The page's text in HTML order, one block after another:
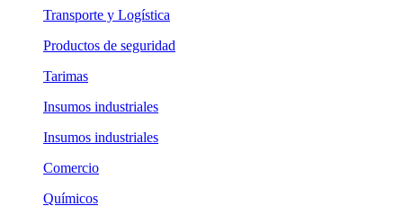
Transporte y Logística
Productos de seguridad
Tarimas
Insumos industriales
Insumos industriales
Comercio
Químicos